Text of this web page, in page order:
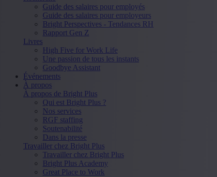
Guide des salaires pour employés
Guide des salaires pour employeurs
Bright Perspectives - Tendances RH
Rapport Gen Z
Livres
High Five for Work Life
Une passion de tous les instants
Goodbye Assistant
Événements
À propos
À propos de Bright Plus
Qui est Bright Plus ?
Nos services
RGF staffing
Soutenabilité
Dans la presse
Travailler chez Bright Plus
Travailler chez Bright Plus
Bright Plus Academy
Great Place to Work